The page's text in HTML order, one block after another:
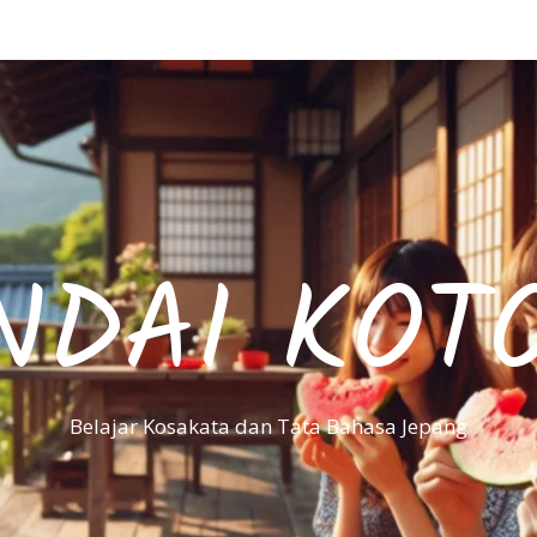
Belajar Kosakata dan Tata Bahasa Jepang